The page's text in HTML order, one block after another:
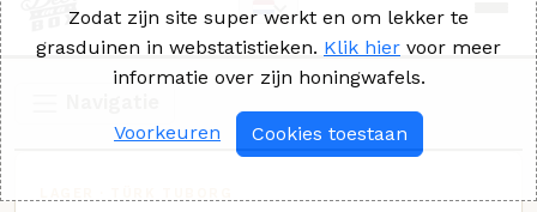
Zodat zijn site super werkt en om lekker te
grasduinen in webstatistieken. Klik hier voor meer
informatie over zijn honingwafels.
Voorkeuren Cookies toestaan